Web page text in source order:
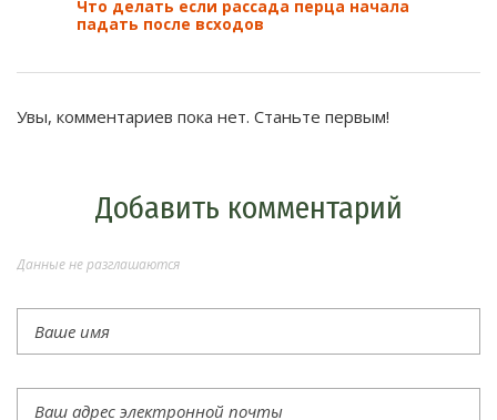
Что делать если рассада перца начала
падать после всходов
Увы, комментариев пока нет. Станьте первым!
Добавить комментарий
Данные не разглашаются